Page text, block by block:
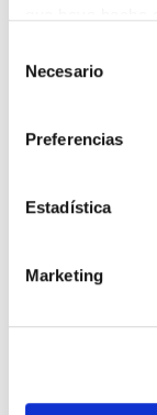
Necesario
Preferencias
Estadística
Marketing
LA ALIANZA
AL PACTO
PREMIOS
CARTA
28/07/2026
DE CASOS
TRÁFICO